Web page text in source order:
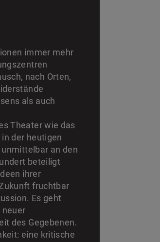
immer mehr
nach Orten,
als auch
Theater wie das
der heutigen
an den
beteiligt
ihrer
fruchtbar
Es geht
neuer
des Gegebenen.
eine kritische